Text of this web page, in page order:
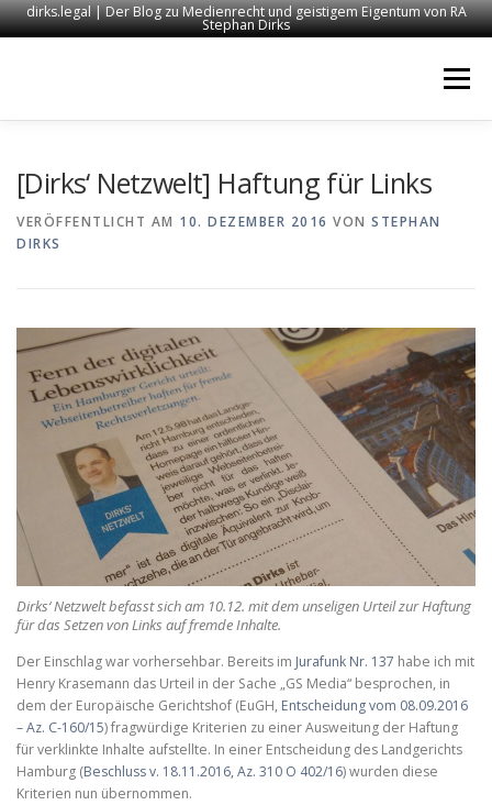
dirks.legal | Der Blog zu Medienrecht und geistigem Eigentum von RA
Stephan Dirks
Menü
MEDIEN
[Dirks‘ Netzwelt] Haftung für Links
VERÖFFENTLICHT AM 10. DEZEMBER 2016 VON STEPHAN
DIRKS
Dirks‘ Netzwelt befasst sich am 10.12. mit dem unseligen Urteil zur Haftung
für das Setzen von Links auf fremde Inhalte.
Der Einschlag war vorhersehbar. Bereits im Jurafunk Nr. 137 habe ich mit
Henry Krasemann das Urteil in der Sache „GS Media“ besprochen, in
dem der Europäische Gerichtshof (EuGH, Entscheidung vom 08.09.2016
– Az. C-160/15) fragwürdige Kriterien zu einer Ausweitung der Haftung
für verklinkte Inhalte aufstellte. In einer Entscheidung des Landgerichts
Hamburg (Beschluss v. 18.11.2016, Az. 310 O 402/16) wurden diese
Kriterien nun übernommen.